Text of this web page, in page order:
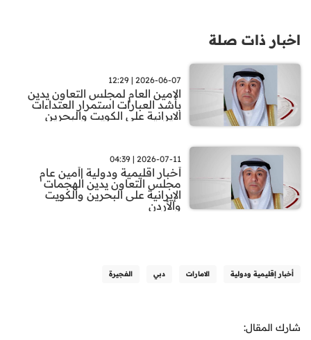
اخبار ذات صلة
2026-06-07 | 12:29
الامين العام لمجلس التعاون يدين
بأشد العبارات استمرار العتداءات
الايرانية على الكويت والبحرين
2026-07-11 | 04:39
أخبار اقليمية ودولية |أمين عام
مجلس التعاون يدين الهجمات
الإيرانية على البحرين والكويت
والأردن
أخبار إقليمية ودولية الامارات دبي الفجيرة
شارك المقال: